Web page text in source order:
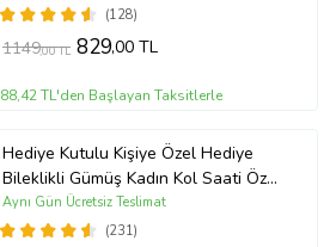
(128)
1149,00 TL 829,00 TL
88,42 TL'den Başlayan Taksitlerle
Hediye Kutulu Kişiye Özel Hediye
Bileklikli Gümüş Kadın Kol Saati Özel
Kutusunda (Gümüş)
(231)
Aynı Gün Ücretsiz Teslimat